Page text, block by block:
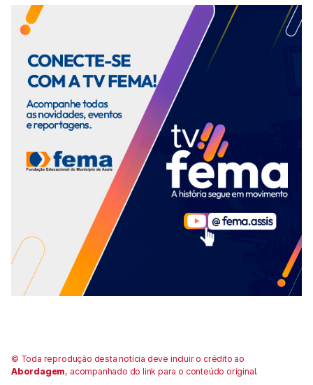
© Toda reprodução desta notícia deve incluir o crédito ao
Abordagem, acompanhado do link para o conteúdo original.